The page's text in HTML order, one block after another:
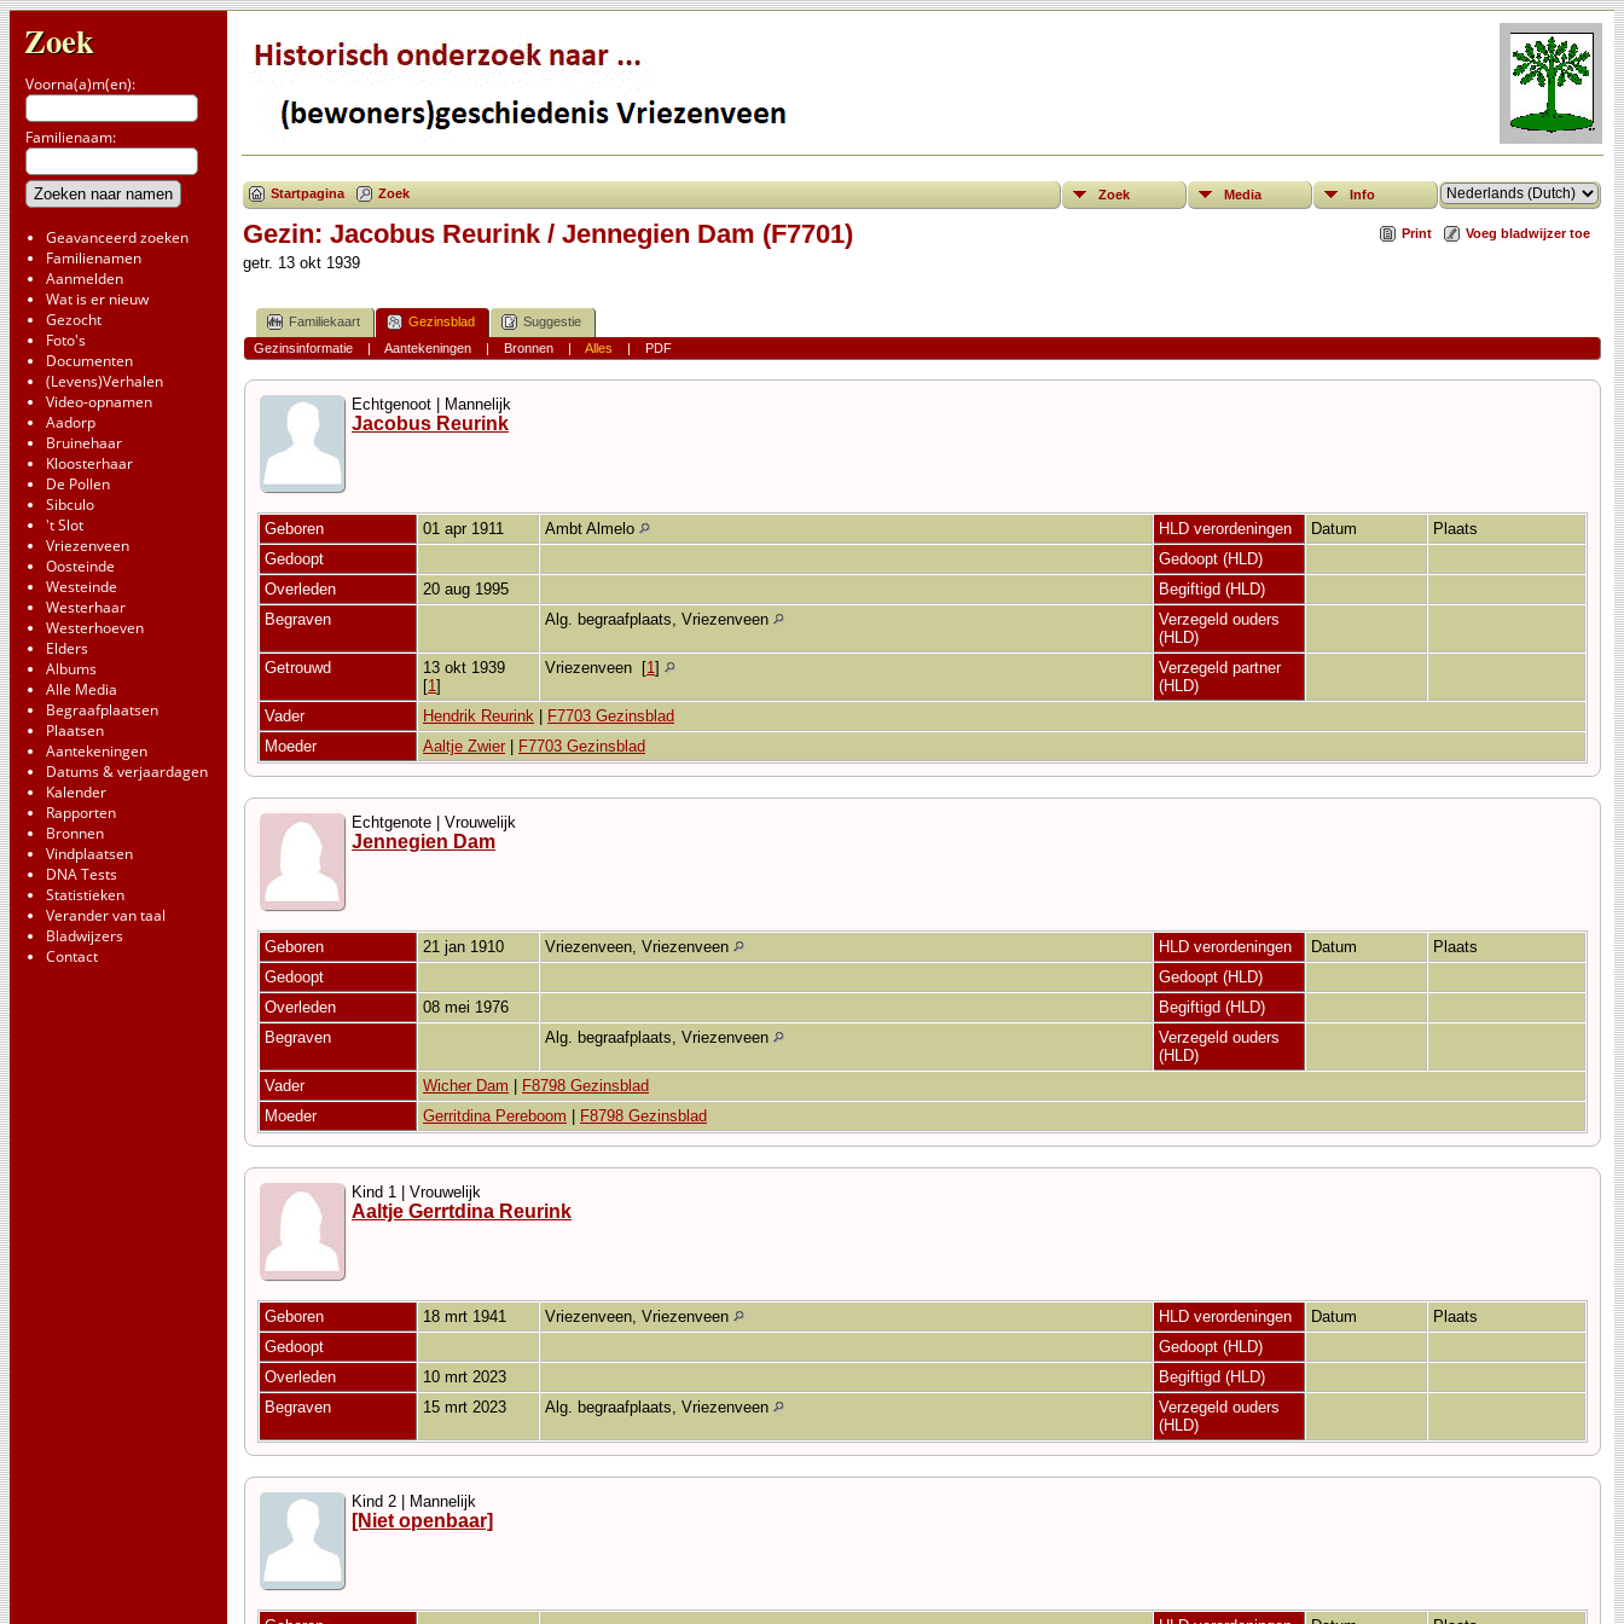
Zoek
Voorna(a)m(en):
Familienaam:
Geavanceerd zoeken
Familienamen
Aanmelden
Wat is er nieuw
Gezocht
Foto's
Documenten
(Levens)Verhalen
Video-opnamen
Aadorp
Bruinehaar
Kloosterhaar
De Pollen
Sibculo
't Slot
Vriezenveen
Oosteinde
Westeinde
Westerhaar
Westerhoeven
Elders
Albums
Alle Media
Begraafplaatsen
Plaatsen
Aantekeningen
Datums & verjaardagen
Kalender
Rapporten
Bronnen
Vindplaatsen
DNA Tests
Statistieken
Verander van taal
Bladwijzers
Contact
Startpagina Zoek Zoek Media Info
Print Voeg bladwijzer toe
Gezin: Jacobus Reurink / Jennegien Dam (F7701)
getr. 13 okt 1939
Familiekaart Gezinsblad
Suggestie
Gezinsinformatie| Aantekeningen| Bronnen| Alles | PDF
Echtgenoot | Mannelijk
Jacobus Reurink
Geboren 01 apr 1911 Ambt Almelo HLD verordeningen Datum
Plaats
Gedoopt
Gedoopt (HLD)
Overleden
20 aug 1995
Begiftigd (HLD)
Begraven
Alg. begraafplaats, Vriezenveen
Verzegeld ouders
(HLD)
Getrouwd
13 okt 1939
[1]
Vriezenveen [1]
Verzegeld partner
(HLD)
Vader
Hendrik Reurink
F7703 Gezinsblad
Moeder
Aaltje Zwier F7703 Gezinsblad
Echtgenote | Vrouwelijk
Jennegien Dam
Geboren 21 jan 1910 Vriezenveen, Vriezenveen HLD verordeningen Datum
Plaats
Gedoopt
Gedoopt (HLD)
Overleden
08 mei 1976
Begiftigd (HLD)
Begraven
Alg. begraafplaats, Vriezenveen
Verzegeld ouders
(HLD)
Vader
Wicher Dam
F8798 Gezinsblad
Moeder
Gerritdina Pereboom F8798 Gezinsblad
Kind 1 | Vrouwelijk
Aaltje Gerrtdina Reurink
Geboren 18 mrt 1941 Vriezenveen, Vriezenveen HLD verordeningen Datum
Plaats
Gedoopt
Gedoopt (HLD)
Overleden
10 mrt 2023
Begiftigd (HLD)
Begraven
15 mrt 2023 Alg. begraafplaats, Vriezenveen
Verzegeld ouders
(HLD)
Kind 2 | Mannelijk
[Niet openbaar]